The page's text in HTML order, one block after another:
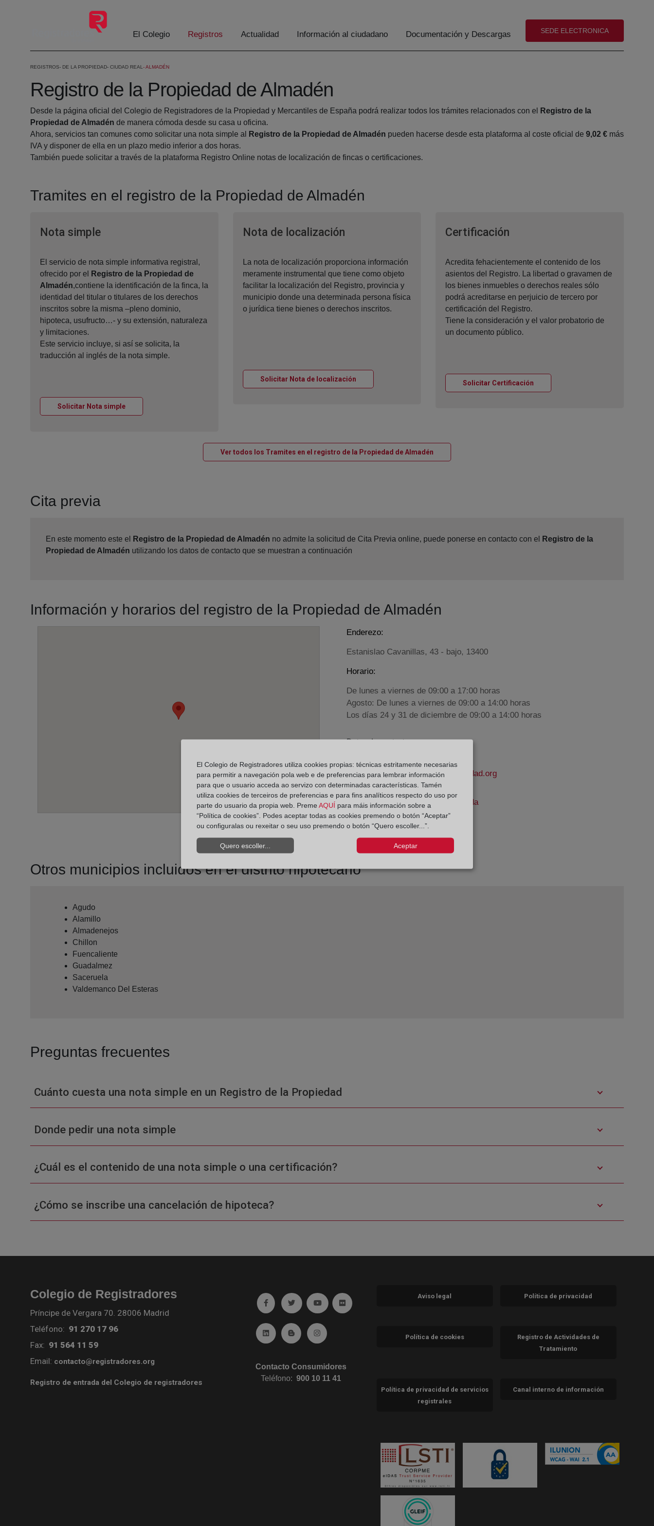
El Colegio Registros Actualidad Información al ciudadano Documentación y Descargas (abre en nueva ventana)
SEDE ELECTRONICA
REGISTROS DE LA PROPIEDAD CIUDAD REAL ALMADÉN
Registro de la Propiedad de Almadén
Desde la página oficial del Colegio de Registradores de la Propiedad y Mercantiles de España podrá realizar todos los trámites relacionados con el
Registro de la
Propiedad de Almadén de manera cómoda desde su casa u oficina.
Ahora, servicios tan comunes como solicitar una nota simple al
Registro de la Propiedad de Almadén pueden hacerse desde esta plataforma al coste oficial de 9,02 € más
IVA y disponer de ella en un plazo medio inferior a dos horas.
También puede solicitar a través de la plataforma Registro Online notas de localización de fincas o certificaciones.
Tramites en el registro de la Propiedad de Almadén
Nota simpleVentana nueva
El servicio de nota simple informativa registral,
ofrecido por el
Registro de la Propiedad de
Almadén,contiene la identificación de la finca, la
identidad del titular o titulares de los derechos
inscritos sobre la misma –pleno dominio,
hipoteca, usufructo…- y su extensión, naturaleza
y limitaciones.
Este servicio incluye, si así se solicita, la
traducción al inglés de la nota simple.
Solicitar Nota simpleVentana nueva
Nota de localizaciónVentana nueva
La nota de localización proporciona información
meramente instrumental que tiene como objeto
facilitar la localización del Registro, provincia y
municipio donde una determinada persona física
o jurídica tiene bienes o derechos inscritos.
Solicitar Nota de localizaciónVentana nueva
Certificación
Acredita fehacientemente el contenido de los
asientos del Registro. La libertad o gravamen de
los bienes inmuebles o derechos reales sólo
podrá acreditarse en perjuicio de tercero por
certificación del Registro.
Tiene la consideración y el valor probatorio de
un documento público.
Solicitar Certificación
Ver todos los Tramites en el registro de la Propiedad de Almadén
Cita previa
En este momento este el Registro de la Propiedad de Almadén no admite la solicitud de Cita Previa online, puede ponerse en contacto con el
Registro de la
Propiedad de Almadén utilizando los datos de contacto que se muestran a continuación
Información y horarios del registro de la Propiedad de Almadén
Enderezo:
Estanislao Cavanillas, 43 - bajo, 13400
Horario:
De lunes a viernes de 09:00 a 17:00 horas
Agosto: De lunes a viernes de 09:00 a 14:00 horas
Los días 24 y 31 de diciembre de 09:00 a 14:00 horas
Datos de contacto:
almaden@registrodelapropiedad.org
Datos del Registrador:
Emilio José Fernández Poveda
Delegado de Protección de Datos:
dpo@corpme.es
Otros municipios incluidos en el distrito hipotecario
Agudo
Alamillo
Almadenejos
Chillon
Fuencaliente
Guadalmez
Saceruela
Valdemanco Del Esteras
Preguntas frecuentes
Cuánto cuesta una nota simple en un Registro de la Propiedad
Donde pedir una nota simple
¿Cuál es el contenido de una nota simple o una certificación?
¿Cómo se inscribe una cancelación de hipoteca?
Colegio de Registradores
Príncipe de Vergara 70. 28006 Madrid
Teléfono: 91 270 17 96
Fax: 91 564 11 59
Email: contacto@registradores.org
Registro de entrada del Colegio de registradores
Ir a facebook (abre en ventana nueva)
Ir a twitter (abre en ventana nueva)
Ir a YouTube (abre en ventana nueva)
Ir a Flickr (abre en ventana nueva)
Ir a Linkedin (abre en ventana nueva)
Ir al Blog (abre en ventana nueva)
Ir a Instagram (abre en ventana nueva)
Contacto Consumidores
Teléfono:900 10 11 41
Aviso legal Política de privacidad
Política de cookies
Registro de Actividades de
Tratamiento
Política de privacidad de servicios
registrales
Canal interno de información
El Colegio de Registradores utiliza cookies propias: técnicas estritamente necesarias
para permitir a navegación pola web e de preferencias para lembrar información
para que o usuario acceda ao servizo con determinadas características. Tamén
utiliza cookies de terceiros de preferencias e para fins analíticos respecto do uso por
parte do usuario da propia web. Preme AQUÍ para máis información sobre a
“Política de cookies”. Podes aceptar todas as cookies premendo o botón “Aceptar”
ou configuralas ou rexeitar o seu uso premendo o botón “Quero escoller...”.
Quero escoller... Aceptar